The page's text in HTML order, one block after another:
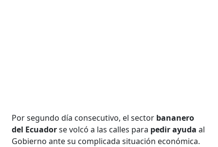
Por segundo día consecutivo, el sector bananero
del Ecuadorse volcó a las calles para pedir ayuda al
Gobierno ante su complicada situación económica.